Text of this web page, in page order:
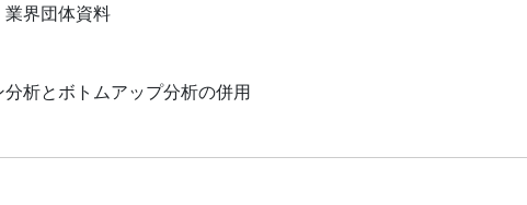
界団体資料
分析とボトムアップ分析の併用